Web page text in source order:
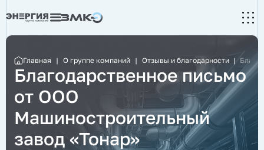
Главная | О группе компаний | Отзывы и благодарности |
Благодарственное письмо
от ООО
Машиностроительный
завод «Тонар»